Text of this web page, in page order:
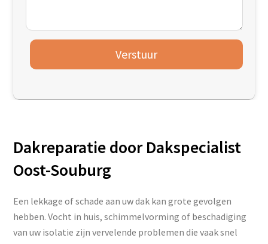
Verstuur
Dakreparatie door Dakspecialist
Oost-Souburg
Een lekkage of schade aan uw dak kan grote gevolgen
hebben. Vocht in huis, schimmelvorming of beschadiging
van uw isolatie zijn vervelende problemen die vaak snel